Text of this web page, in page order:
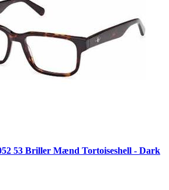
53 Briller Mænd Tortoiseshell - Dark